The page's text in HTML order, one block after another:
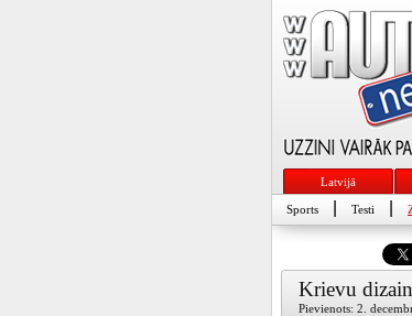
Latvijā
Sports Testi
Krievu
Pievienots: 2.